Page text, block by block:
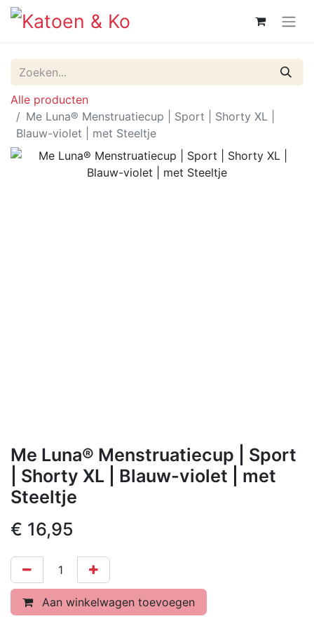
Alle producten
Me Luna® Menstruatiecup | Sport | Shorty XL |
Blauw-violet | met Steeltje
Me Luna® Menstruatiecup | Sport
| Shorty XL | Blauw-violet | met
Steeltje
€ 16,95
Aan winkelwagen toevoegen